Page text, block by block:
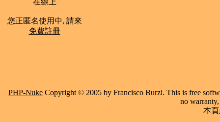
在線上
您正匿名使用中, 請來
免費註冊
PHP-Nuke Copyright © 2005 by Francisco Burzi. This is free
no
本